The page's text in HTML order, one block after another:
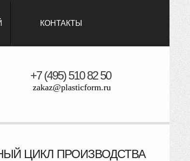
КОНТАКТЫ
+7 (495) 510 82 50
zakaz@plasticform.ru
ЦИКЛ ПРОИЗВОДСТВА